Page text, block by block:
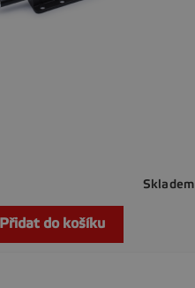
Skladem
Přidat do košíku